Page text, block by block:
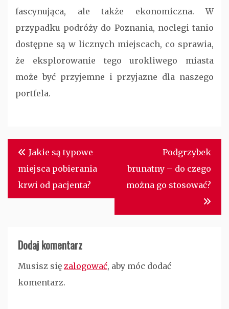
fascynująca, ale także ekonomiczna. W
przypadku podróży do Poznania, noclegi tanio
dostępne są w licznych miejscach, co sprawia,
że eksplorowanie tego urokliwego miasta
może być przyjemne i przyjazne dla naszego
portfela.
Nawigacja
wpisu
Jakie są typowe
miejsca pobierania
krwi od pacjenta?
Podgrzybek
brunatny – do czego
można go stosować?
Dodaj komentarz
Musisz się zalogować, aby móc dodać
komentarz.